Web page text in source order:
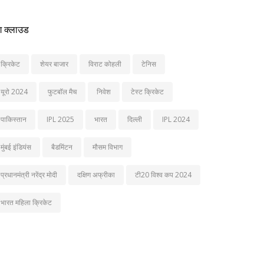
क्लाउड
क्रिकेट शेयर बाजार विराट कोहली टेनिस
यूरो 2024 फुटबॉल मैच निवेश टेस्ट क्रिकेट
पाकिस्तान IPL 2025 भारत दिल्ली IPL 2024
मुंबई इंडियंस बैडमिंटन मौसम विभाग
प्रधानमंत्री नरेंद्र मोदी दक्षिण अफ्रीका टी20 विश्व कप 2024
भारत महिला क्रिकेट